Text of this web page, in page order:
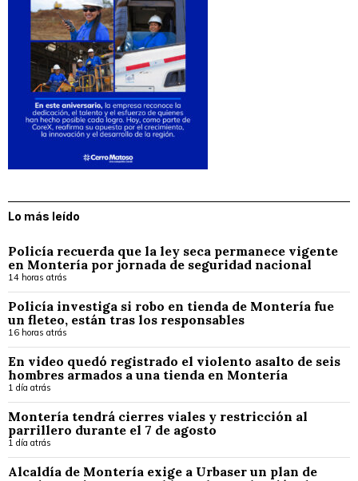
Lo más leído
Policía recuerda que la ley seca permanece vigente
en Montería por jornada de seguridad nacional
14 horas atrás
Policía investiga si robo en tienda de Montería fue
un fleteo, están tras los responsables
16 horas atrás
En video quedó registrado el violento asalto de seis
hombres armados a una tienda en Montería
1 día atrás
Montería tendrá cierres viales y restricción al
parrillero durante el 7 de agosto
1 día atrás
Alcaldía de Montería exige a Urbaser un plan de